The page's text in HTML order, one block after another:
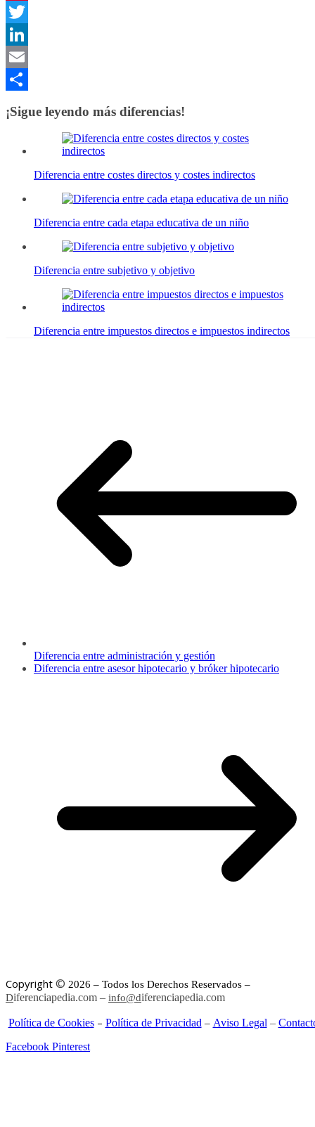
Pinterest
Twitter
LinkedIn
Email
¡Sigue leyendo más diferencias!
Diferencia entre costes directos y costes indirectos
Diferencia entre cada etapa educativa de un niño
Diferencia entre subjetivo y objetivo
Diferencia entre impuestos directos e impuestos indirectos
Diferencia entre administración y gestión
Diferencia entre asesor hipotecario y bróker hipotecario
Copyright © 2026 – Todos los Derechos Reservados –
Diferenciapedia.com – info@diferenciapedia.com
Política de Cookies – Política de Privacidad– Aviso Legal –
Facebook Pinterest